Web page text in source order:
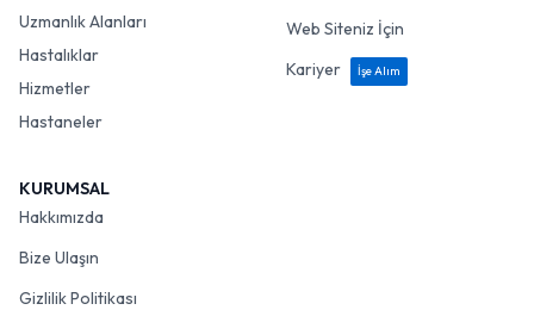
Uzmanlık Alanları
Hastalıklar
Hizmetler
Hastaneler
Web Siteniz İçin
Kariyer
İşe Alım
KURUMSAL
Hakkımızda
Bize Ulaşın
Gizlilik Politikası